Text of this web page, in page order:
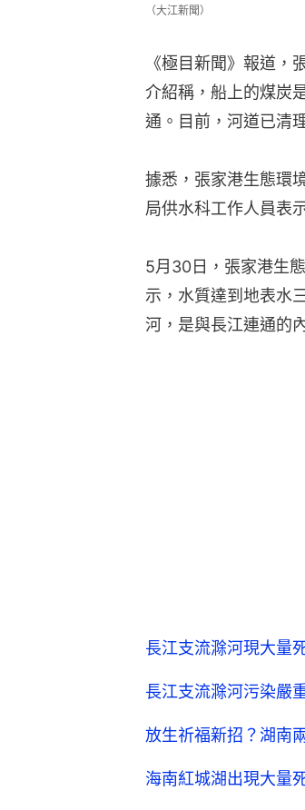
（大江新聞）
《極目新聞》報道，
介紹稱，船上的煤炭
通。目前，河道已清
據悉，張家港生態環
局供水科工作人員表
5月30日，張家港生
示，水質達到地表水
河，是與長江連通的
長江支流滁河現大量
長江支流滁河污染嚴
放生祈福新招？湖南
海南紅城湖出現大